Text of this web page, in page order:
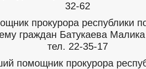
32-62
прокурора республики
граждан Батукаева
тел. 22-35-17
помощник прокурора